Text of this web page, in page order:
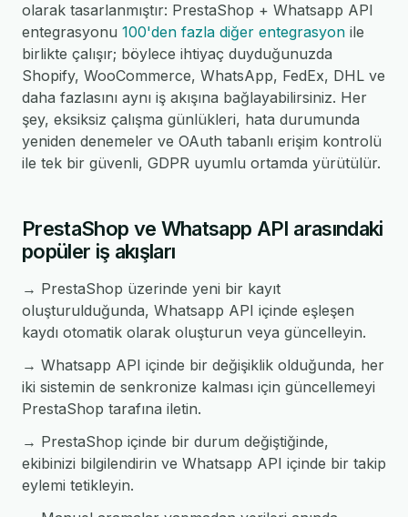
olarak tasarlanmıştır: PrestaShop + Whatsapp API
entegrasyonu 100'den fazla diğer entegrasyon ile
birlikte çalışır; böylece ihtiyaç duyduğunuzda
Shopify, WooCommerce, WhatsApp, FedEx, DHL ve
daha fazlasını aynı iş akışına bağlayabilirsiniz. Her
şey, eksiksiz çalışma günlükleri, hata durumunda
yeniden denemeler ve OAuth tabanlı erişim kontrolü
ile tek bir güvenli, GDPR uyumlu ortamda yürütülür.
PrestaShop ve Whatsapp API arasındaki
popüler iş akışları
→ PrestaShop üzerinde yeni bir kayıt
oluşturulduğunda, Whatsapp API içinde eşleşen
kaydı otomatik olarak oluşturun veya güncelleyin.
→ Whatsapp API içinde bir değişiklik olduğunda, her
iki sistemin de senkronize kalması için güncellemeyi
PrestaShop tarafına iletin.
→ PrestaShop içinde bir durum değiştiğinde,
ekibinizi bilgilendirin ve Whatsapp API içinde bir takip
eylemi tetikleyin.